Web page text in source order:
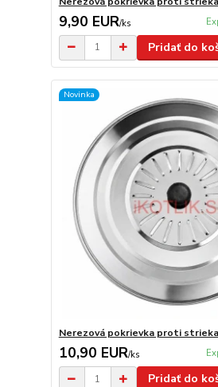
9,90 EUR/ks
Pridať do
Novinka
Nerezová pokrievka proti
10,90 EUR/ks
Pridať do